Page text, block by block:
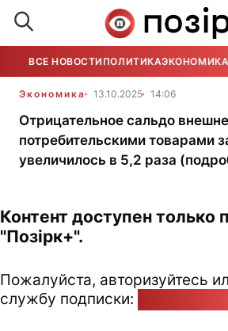
ВСЕ НОВОСТИ ПОЛИТИКА
Экономика 13.10.2025 14:06
Отрицательное сальдо
потребительскими товарами
увеличилось в 5,2 раза
Контент доступен только
"Позірк+".
Пожалуйста, авторизуйтесь
службу подписки: